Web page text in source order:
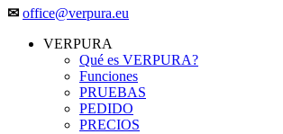
✉ office@verpura.eu
VERPURA
Qué es VERPURA?
Funciones
PRUEBAS
PEDIDO
PRECIOS